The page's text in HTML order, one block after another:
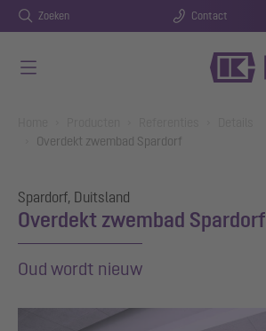
Zoeken Contact
Overdekt zwembad Spardorf
Spardorf, Duitsland
Overdekt zwembad Spardorf
Oud wordt nieuw